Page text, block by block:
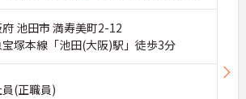
池田市 満寿美町2-12
宝塚本線「池田(大阪)駅」徒歩3分
(正職員)